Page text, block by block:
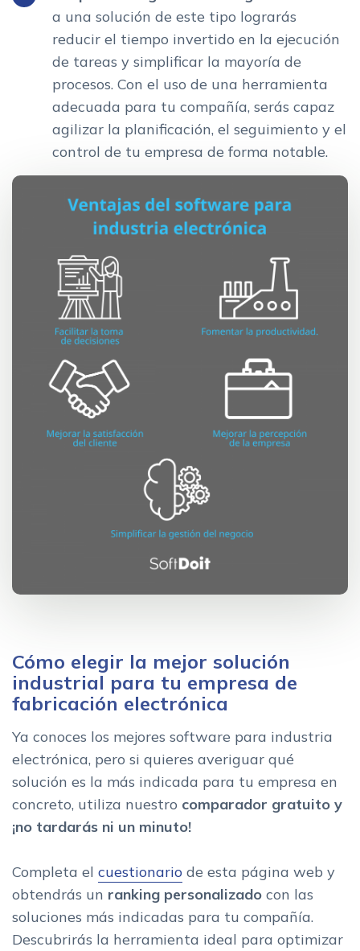
a una solución de este tipo lograrás
reducir el tiempo invertido en la ejecución
de tareas y simplificar la mayoría de
procesos. Con el uso de una herramienta
adecuada para tu compañía, serás capaz
agilizar la planificación, el seguimiento y el
control de tu empresa de forma notable.
Cómo elegir la mejor solución
industrial para tu empresa de
fabricación electrónica
Ya conoces los mejores software para industria
electrónica, pero si quieres averiguar qué
solución es la más indicada para tu empresa en
concreto, utiliza nuestro comparador gratuito y
¡no tardarás ni un minuto!
Completa el cuestionario de esta página web y
obtendrás un ranking personalizado con las
soluciones más indicadas para tu compañía.
Descubrirás la herramienta ideal para optimizar